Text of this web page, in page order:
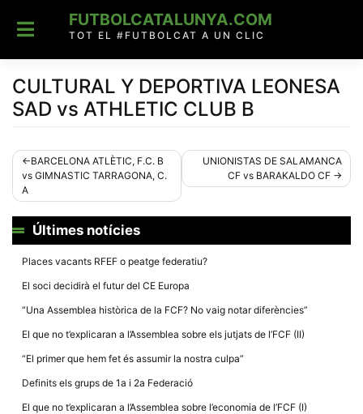
content
FUTBOLCATALUNYA.COM
TOT EL #FUTBOLCAT A UN CLIC
CULTURAL Y DEPORTIVA LEONESA
SAD vs ATHLETIC CLUB B
Navegació
d'entrades
BARCELONA ATLÈTIC, F.C. B
vs GIMNASTIC TARRAGONA, C.
A
UNIONISTAS DE SALAMANCA
CF vs BARAKALDO CF
Últimes notícies
Places vacants RFEF o peatge federatiu?
El soci decidirà el futur del CE Europa
“Una Assemblea històrica de la FCF? No vaig notar diferències”
El que no t’explicaran a l’Assemblea sobre els jutjats de l’FCF (II)
“El primer que hem fet és assumir la nostra culpa”
Definits els grups de 1a i 2a Federació
El que no t’explicaran a l’Assemblea sobre l’economia de l’FCF (I)